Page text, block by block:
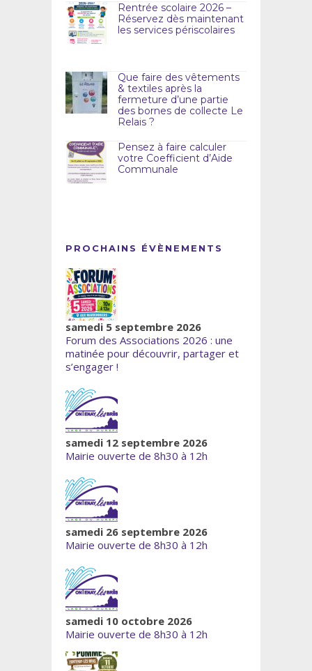
Rentrée scolaire 2026 –
Réservez dès maintenant
les services périscolaires
Que faire des vêtements
& textiles après la
fermeture d’une partie
des bornes de collecte Le
Relais ?
Pensez à faire calculer
votre Coefficient d’Aide
Communale
PROCHAINS ÉVÈNEMENTS
samedi 5 septembre 2026
Forum des Associations 2026 : une
matinée pour découvrir, partager et
s’engager !
samedi 12 septembre 2026
Mairie ouverte de 8h30 à 12h
samedi 26 septembre 2026
Mairie ouverte de 8h30 à 12h
samedi 10 octobre 2026
Mairie ouverte de 8h30 à 12h